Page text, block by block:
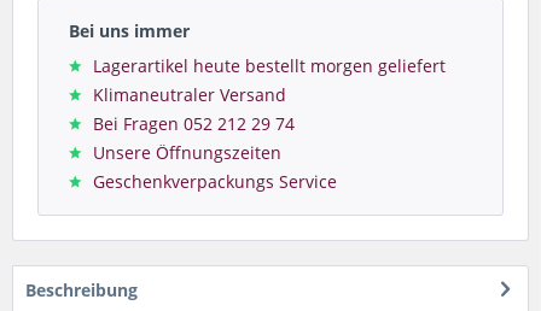
Bei uns immer
Lagerartikel heute bestellt morgen geliefert
Klimaneutraler Versand
Bei Fragen 052 212 29 74
Unsere Öffnungszeiten
Geschenkverpackungs Service
Beschreibung